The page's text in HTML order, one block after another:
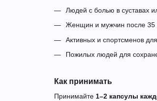
Людей с болью в суставах
Женщин и мужчин после 35
Активных и спортсменов
Пожилых людей для
Как принимать
Принимайте 1–2 капсулы